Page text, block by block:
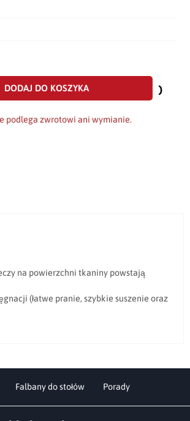
DODAJ DO KOSZYKA
do
podlega zwrotowi ani wymianie.
na powierzchni tkaniny powstają
(łatwe pranie, szybkie suszenie oraz
Falbany do stołów Porady